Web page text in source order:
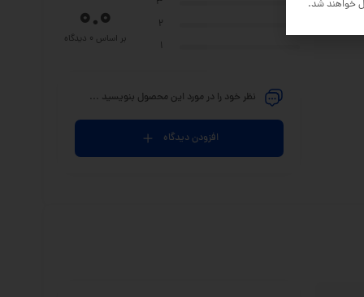
2
1
0.0
بر اساس 0 دیدگاه
نظر خود را در مورد این محصول بنویسید ...
افزودن دیدگاه
خواهند شد.